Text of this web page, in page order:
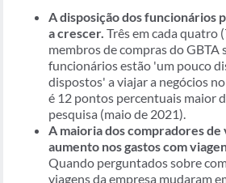
A disposição dos funcionários
a crescer. Três em cada quatro
membros de compras do GBTA
funcionários estão 'um pouco
dispostos' a viajar a negócios
é 12 pontos percentuais maior
pesquisa (maio de 2021).
A maioria dos compradores de
aumento nos gastos com
Quando perguntados sobre
viagens da empresa mudaram